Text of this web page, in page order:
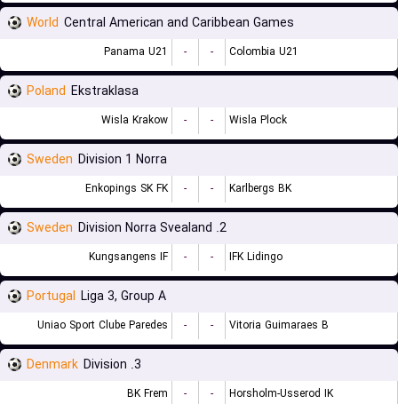
World Central American and Caribbean Games
Panama U21 - - Colombia U21
Poland Ekstraklasa
Wisla Krakow - - Wisla Plock
Sweden Division 1 Norra
Enkopings SK FK - - Karlbergs BK
Sweden 2. Division Norra Svealand
Kungsangens IF - - IFK Lidingo
Portugal Liga 3, Group A
Uniao Sport Clube Paredes - - Vitoria Guimaraes B
Denmark 3. Division
BK Frem - - Horsholm-Usserod IK